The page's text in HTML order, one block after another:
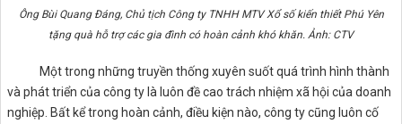
Ông Bùi Quang Đáng, Chủ tịch Công ty TNHH MTV Xổ số kiến thiết Phú Yên
tặng quà hỗ trợ các gia đình có hoàn cảnh khó khăn. Ảnh: CTV
Một trong những truyền thống xuyên suốt quá trình hình thành
và phát triển của công ty là luôn đề cao trách nhiệm xã hội của doanh
nghiệp. Bất kể trong hoàn cảnh, điều kiện nào, công ty cũng luôn cố